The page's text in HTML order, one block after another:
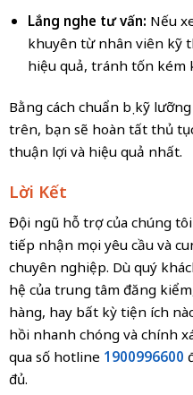
Lắng nghe tư vấn: Nếu
khuyên từ nhân viên kỹ
hiệu quả, tránh tốn kém
Bằng cách chuẩn bị kỹ
trên, bạn sẽ hoàn tất thủ
thuận lợi và hiệu quả nhất.
Lời Kết
Đội ngũ hỗ trợ của chúng
tiếp nhận mọi yêu cầu và
chuyên nghiệp. Dù quý
hệ của trung tâm đăng
hàng, hay bất kỳ tiện ích
hồi nhanh chóng và chính
qua số hotline 1900996600
đủ.